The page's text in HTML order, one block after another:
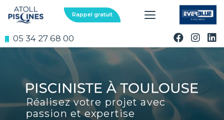
au
contenu
05 34 27 68 00
Rappel gratuit
Réalisez votre projet avec
passion et expertise